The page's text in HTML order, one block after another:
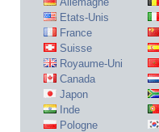
Etats-Unis
France
Suisse
Royaume-Uni
Canada
Japon
Inde
Pologne